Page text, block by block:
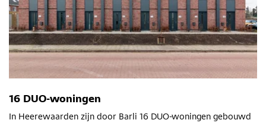
16 DUO-woningen
In Heerewaarden zijn door Barli 16 DUO-woningen gebouwd